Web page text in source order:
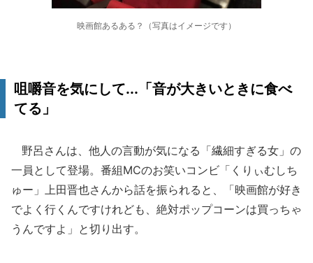
映画館あるある？（写真はイメージです）
咀嚼音を気にして...「音が大きいときに食べ
てる」
野呂さんは、他人の言動が気になる「繊細すぎる女」の
一員として登場。番組MCのお笑いコンビ「くりぃむしち
ゅー」上田晋也さんから話を振られると、「映画館が好き
でよく行くんですけれども、絶対ポップコーンは買っちゃ
うんですよ」と切り出す。